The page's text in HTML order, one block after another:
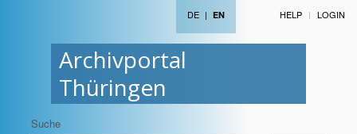
Archivportal
Thüringen
DE | EN HELP LOGIN
Suche